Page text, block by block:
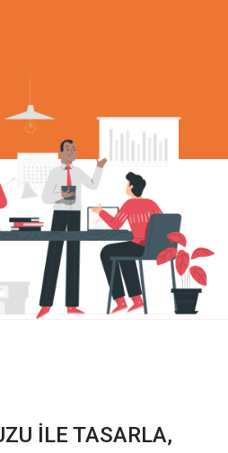
İLE TASARLA,